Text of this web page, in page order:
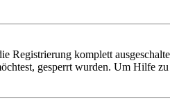
Registrierung komplett
gesperrt wurden. Um Hilfe